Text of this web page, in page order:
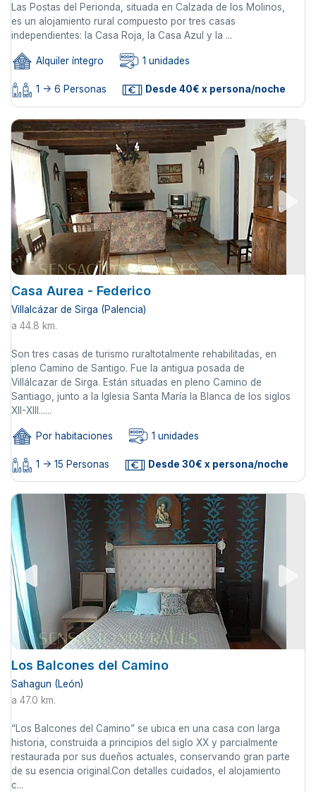
Las Postas del Perionda, situada en Calzada de los Molinos,
es un alojamiento rural compuesto por tres casas
independientes: la Casa Roja, la Casa Azul y la ...
Alquiler íntegro 1 unidades
1 -> 6 Personas Desde 40€ x persona/noche
Casa Aurea - Federico
Villalcázar de Sirga (Palencia)
a 44.8 km.
Son tres casas de turismo ruraltotalmente rehabilitadas, en
pleno Camino de Santigo. Fue la antigua posada de
Villálcazar de Sirga. Están situadas en pleno Camino de
Santiago, junto a la Iglesia Santa María la Blanca de los siglos
XII-XIII......
Por habitaciones 1 unidades
1 -> 15 Personas Desde 30€ x persona/noche
Los Balcones del Camino
Sahagun (León)
a 47.0 km.
“Los Balcones del Camino” se ubica en una casa con larga
historia, construida a principios del siglo XX y parcialmente
restaurada por sus dueños actuales, conservando gran parte
de su esencia original.Con detalles cuidados, el alojamiento
c...